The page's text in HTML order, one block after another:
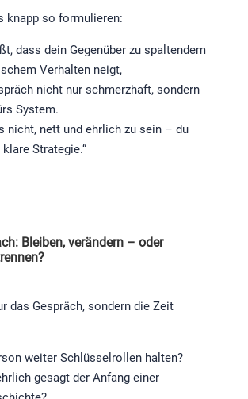
knapp so formulieren:
dass dein Gegenüber zu spaltendem
Verhalten neigt,
nicht nur schmerzhaft, sondern
System.
nicht, nett und ehrlich zu sein – du
Strategie.“
Bleiben, verändern – oder
das Gespräch, sondern die Zeit
weiter Schlüsselrollen halten?
gesagt der Anfang einer